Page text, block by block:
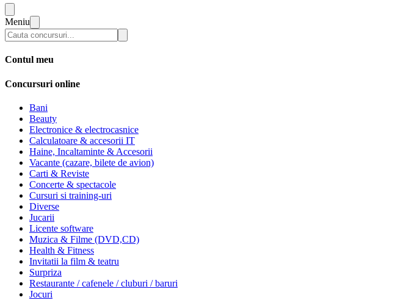
Meniu
Contul meu
Concursuri online
Bani
Beauty
Electronice & electrocasnice
Calculatoare & accesorii IT
Haine, Incaltaminte & Accesorii
Vacante (cazare, bilete de avion)
Carti & Reviste
Concerte & spectacole
Cursuri si training-uri
Diverse
Jucarii
Licente software
Muzica & Filme (DVD,CD)
Health & Fitness
Invitatii la film & teatru
Surpriza
Restaurante / cafenele / cluburi / baruri
Jocuri